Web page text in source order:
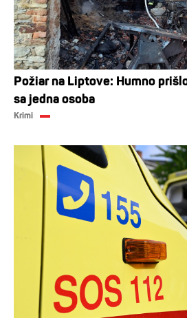
Požiar na Liptove: Humno
sa jedna osoba
Krimi